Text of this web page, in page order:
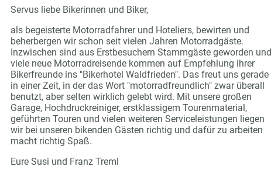
Servus liebe Bikerinnen und Biker,
als begeisterte Motorradfahrer und Hoteliers, bewirten und
beherbergen wir schon seit vielen Jahren Motorradgäste.
Inzwischen sind aus Erstbesuchern Stammgäste geworden und
viele neue Motorradreisende kommen auf Empfehlung ihrer
Bikerfreunde ins "Bikerhotel Waldfrieden". Das freut uns gerade
in einer Zeit, in der das Wort "motorradfreundlich" zwar überall
benutzt, aber selten wirklich gelebt wird. Mit unsere großen
Garage, Hochdruckreiniger, erstklassigem Tourenmaterial,
geführten Touren und vielen weiteren Serviceleistungen liegen
wir bei unseren bikenden Gästen richtig und dafür zu arbeiten
macht richtig Spaß.
Eure Susi und Franz Treml